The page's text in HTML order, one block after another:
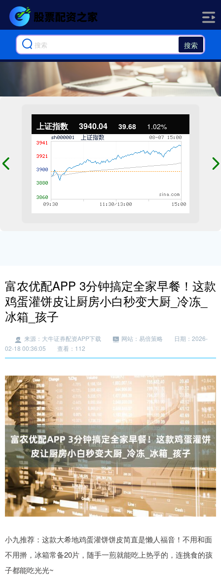
搜索
上证指数 3940.04 39.68 1.02%
富农优配APP 3分钟搞定全家早餐！这款
鸡蛋灌饼皮让厨房小白秒变大厨_冷冻_
冰箱_孩子
来源：大牛证券配资APP下载 网站：易倍策略
日期：2026-
02-18 00:36:05
查看：112
小九推荐：这款大希地鸡蛋灌饼饼皮简直是懒人福音！不用和面
不用擀，冰箱常备20片，随手一煎就能吃上热乎的，连挑食的孩
子都能吃光光~